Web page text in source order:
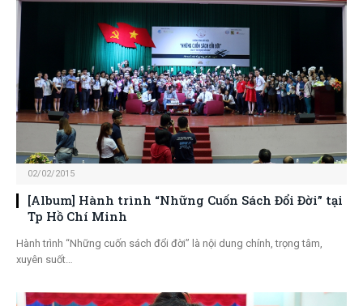
02/02/2015
[Album] Hành trình “Những Cuốn Sách Đổi Đời” tại
Tp Hồ Chí Minh
Hành trình “Những cuốn sách đổi đời” là nội dung chính, trọng tâm,
xuyên suốt…